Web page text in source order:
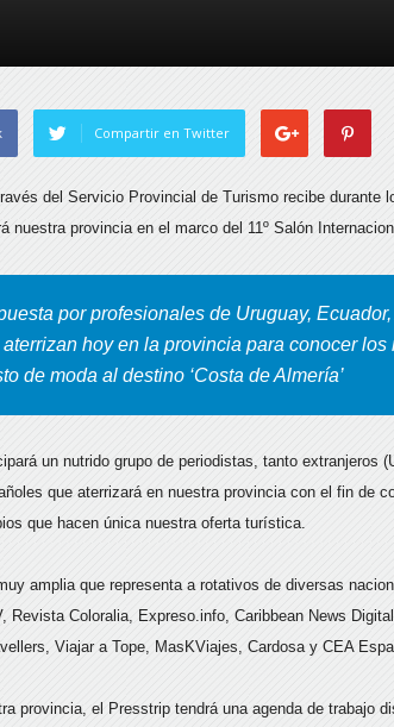
Compartir en Twitter
del Servicio Provincial de Turismo recibe durante
nuestra provincia en el marco del 11º Salón
por profesionales de Uruguay,
hoy en la provincia para conocer los
de moda al destino ‘Costa de Almería’
un nutrido grupo de periodistas, tanto extranjeros
que aterrizará en nuestra provincia con el fin de
que hacen única nuestra oferta turística.
amplia que representa a rotativos de diversas
Revista Coloralia, Expreso.info, Caribbean News
Viajar a Tope, MasKViajes, Cardosa y CEA
provincia, el Presstrip tendrá una agenda de trabajo